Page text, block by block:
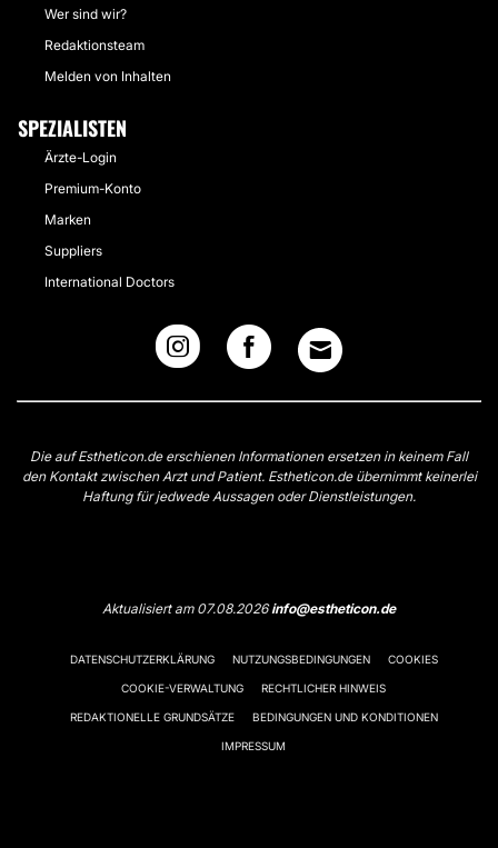
Wer sind wir?
Redaktionsteam
Melden von Inhalten
SPEZIALISTEN
Ärzte-Login
Premium-Konto
Marken
Suppliers
International Doctors
Die auf Estheticon.de erschienen Informationen ersetzen in keinem Fall
den Kontakt zwischen Arzt und Patient. Estheticon.de übernimmt keinerlei
Haftung für jedwede Aussagen oder Dienstleistungen.
Aktualisiert am 07.08.2026info@estheticon.de
DATENSCHUTZERKLÄRUNG NUTZUNGSBEDINGUNGEN COOKIES
COOKIE-VERWALTUNG RECHTLICHER HINWEIS
REDAKTIONELLE GRUNDSÄTZE BEDINGUNGEN UND KONDITIONEN
IMPRESSUM